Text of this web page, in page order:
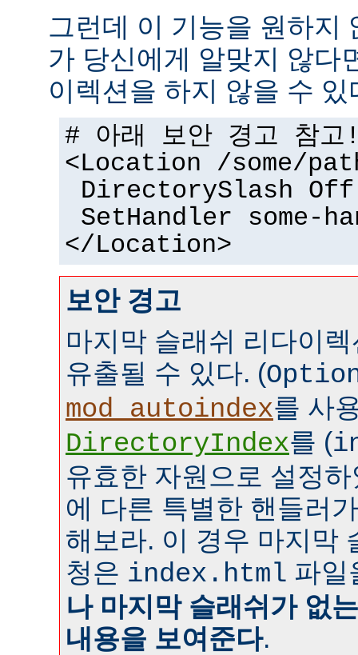
그런데 이 기능을 원하지
가 당신에게 알맞지 않다
이렉션을 하지 않을 수 있
# 아래 보안 경고 참고
<Location /some/
DirectorySlash Off
SetHandler some-
</Location>
보안 경고
마지막 슬래쉬 리다이
유출될 수 있다. (
mod_autoindex를 사
DirectoryIndex를 (
유효한 자원으로 설정
에 다른 특별한 핸들러
해보라. 이 경우 마지막
청은 index.html 파일
나 마지막 슬래쉬가 없
내용을 보여준다.